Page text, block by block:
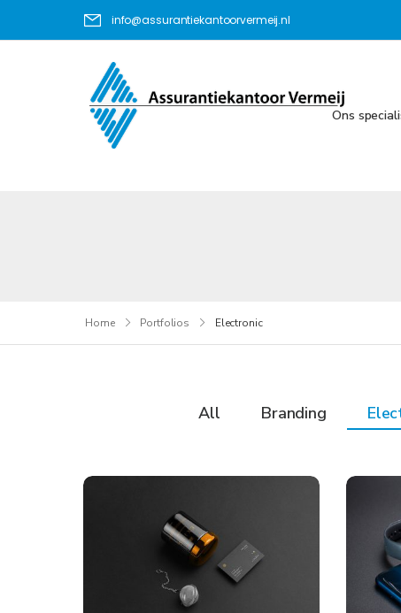
info@assurantiekantoorvermeij.nl
Ons
Home Portfolios Electronic
All Branding